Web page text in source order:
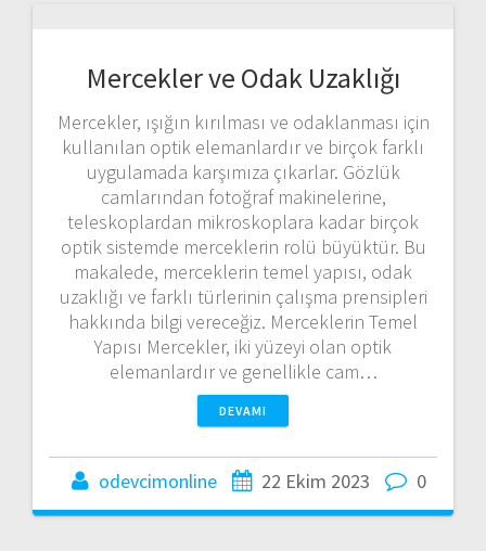
Mercekler ve Odak Uzaklığı
Mercekler, ışığın kırılması ve odaklanması için
kullanılan optik elemanlardır ve birçok farklı
uygulamada karşımıza çıkarlar. Gözlük
camlarından fotoğraf makinelerine,
teleskoplardan mikroskoplara kadar birçok
optik sistemde merceklerin rolü büyüktür. Bu
makalede, merceklerin temel yapısı, odak
uzaklığı ve farklı türlerinin çalışma prensipleri
hakkında bilgi vereceğiz. Merceklerin Temel
Yapısı Mercekler, iki yüzeyi olan optik
elemanlardır ve genellikle cam…
DEVAMI
odevcimonline 22 Ekim 2023 0